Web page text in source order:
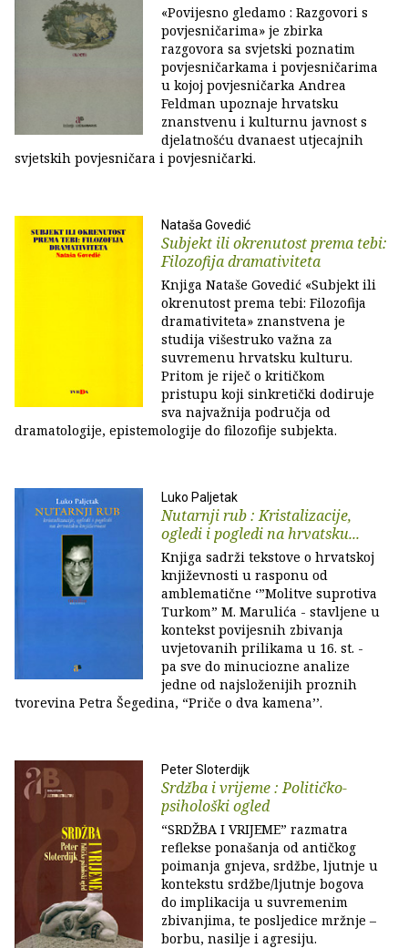
«Povijesno gledamo : Razgovori s
povjesničarima» je zbirka
razgovora sa svjetski poznatim
povjesničarkama i povjesničarima
u kojoj povjesničarka Andrea
Feldman upoznaje hrvatsku
znanstvenu i kulturnu javnost s
djelatnošću dvanaest utjecajnih
svjetskih povjesničara i povjesničarki.
Nataša Govedić
Subjekt ili okrenutost prema tebi:
Filozofija dramativiteta
Knjiga Nataše Govedić «Subjekt ili
okrenutost prema tebi: Filozofija
dramativiteta» znanstvena je
studija višestruko važna za
suvremenu hrvatsku kulturu.
Pritom je riječ o kritičkom
pristupu koji sinkretički dodiruje
sva najvažnija područja od
dramatologije, epistemologije do filozofije subjekta.
Luko Paljetak
Nutarnji rub : Kristalizacije,
ogledi i pogledi na hrvatsku...
Knjiga sadrži tekstove o hrvatskoj
književnosti u rasponu od
amblematične ‘”Molitve suprotiva
Turkom” M. Marulića - stavljene u
kontekst povijesnih zbivanja
uvjetovanih prilikama u 16. st. -
pa sve do minuciozne analize
jedne od najsloženijih proznih
tvorevina Petra Šegedina, “Priče o dva kamena’’.
Peter Sloterdijk
Srdžba i vrijeme : Političko-
psihološki ogled
“SRDŽBA I VRIJEME” razmatra
reflekse ponašanja od antičkog
poimanja gnjeva, srdžbe, ljutnje u
kontekstu srdžbe/ljutnje bogova
do implikacija u suvremenim
zbivanjima, te posljedice mržnje –
borbu, nasilje i agresiju.